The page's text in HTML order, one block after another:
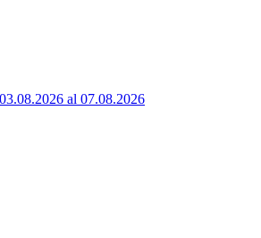
al 07.08.2026